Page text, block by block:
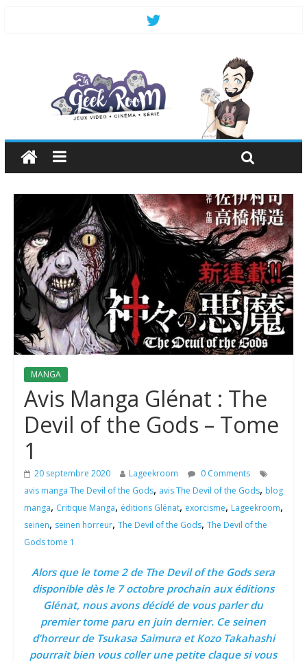
MANGA
Avis Manga Glénat : The
Devil of the Gods – Tome
1
20 septembre 2020 Lageekroom
0 Comments
avis manga The Devil of the Gods, avis The Devil of the Gods, blog
manga, Critique Manga, éditions Glénat, exorcisme, Lageekroom,
seinen, seinen horreur, The Devil of the Gods, The Devil of the
Gods tome 1
Alors que le tome 2 de The Devil of the Gods sera
disponible dès le 7 octobre prochain aux éditions
Glénat, nous avons décidé de vous parler du
premier tome paru en juin dernier. Ce seinen
d’horreur de Tsukasa Saimura et Kozo Takahashi
pourrait bien vous coller une petite claque si vous